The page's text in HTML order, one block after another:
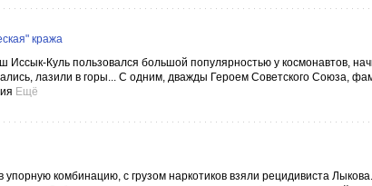
кража
Иссык-Куль пользовался большой популярностью у космонавтов,
лазили в горы... С одним, дважды Героем Советского Союза,
Ещё
комбинацию, с грузом наркотиков взяли рецидивиста